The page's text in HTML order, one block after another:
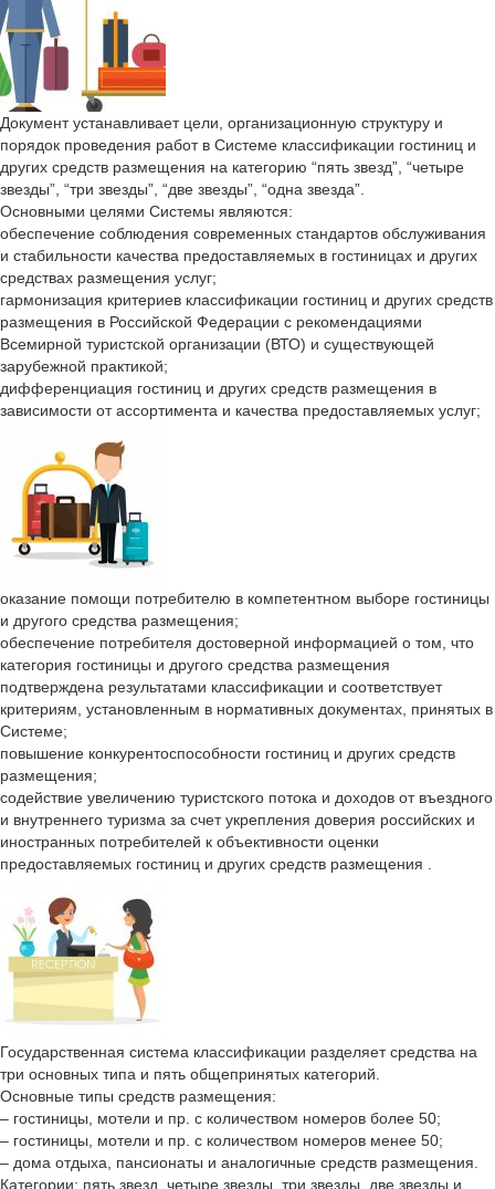
Документ устанавливает цели, организационную структуру и
порядок проведения работ в Системе классификации гостиниц и
других средств размещения на категорию “пять звезд”, “четыре
звезды”, “три звезды”, “две звезды”, “одна звезда”.
Основными целями Системы являются:
обеспечение соблюдения современных стандартов обслуживания
и стабильности качества предоставляемых в гостиницах и других
средствах размещения услуг;
гармонизация критериев классификации гостиниц и других средств
размещения в Российской Федерации с рекомендациями
Всемирной туристской организации (ВТО) и существующей
зарубежной практикой;
дифференциация гостиниц и других средств размещения в
зависимости от ассортимента и качества предоставляемых услуг;
оказание помощи потребителю в компетентном выборе гостиницы
и другого средства размещения;
обеспечение потребителя достоверной информацией о том, что
категория гостиницы и другого средства размещения
подтверждена результатами классификации и соответствует
критериям, установленным в нормативных документах, принятых в
Системе;
повышение конкурентоспособности гостиниц и других средств
размещения;
содействие увеличению туристского потока и доходов от въездного
и внутреннего туризма за счет укрепления доверия российских и
иностранных потребителей к объективности оценки
предоставляемых гостиниц и других средств размещения .
Государственная система классификации разделяет средства на
три основных типа и пять общепринятых категорий.
Основные типы средств размещения:
– гостиницы, мотели и пр. с количеством номеров более 50;
– гостиницы, мотели и пр. с количеством номеров менее 50;
– дома отдыха, пансионаты и аналогичные средств размещения.
Категории: пять звезд, четыре звезды, три звезды, две звезды и